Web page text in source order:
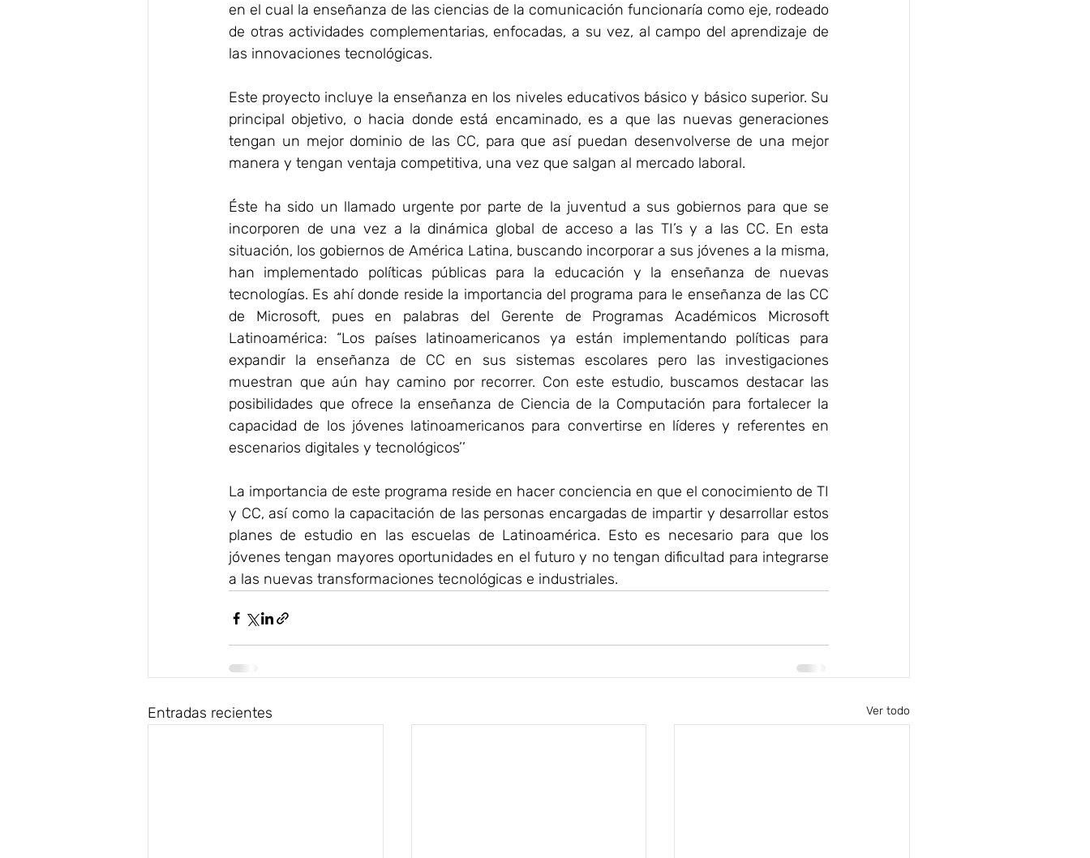
en el cual la enseñanza de las ciencias de la comunicación funcionaría como eje, rodeado
de otras actividades complementarias, enfocadas, a su vez, al campo del aprendizaje de
las innovaciones tecnológicas.
Este proyecto incluye la enseñanza en los niveles educativos básico y básico superior. Su
principal objetivo, o hacia donde está encaminado, es a que las nuevas generaciones
tengan un mejor dominio de las CC, para que así puedan desenvolverse de una mejor
manera y tengan ventaja competitiva, una vez que salgan al mercado laboral.
Éste ha sido un llamado urgente por parte de la juventud a sus gobiernos para que se
incorporen de una vez a la dinámica global de acceso a las TI’s y a las CC. En esta
situación, los gobiernos de América Latina, buscando incorporar a sus jóvenes a la misma,
han implementado políticas públicas para la educación y la enseñanza de nuevas
tecnologías. Es ahí donde reside la importancia del programa para le enseñanza de las CC
de Microsoft, pues en palabras del Gerente de Programas Académicos Microsoft
Latinoamérica: “Los países latinoamericanos ya están implementando políticas para
expandir la enseñanza de CC en sus sistemas escolares pero las investigaciones
muestran que aún hay camino por recorrer. Con este estudio, buscamos destacar las
posibilidades que ofrece la enseñanza de Ciencia de la Computación para fortalecer la
capacidad de los jóvenes latinoamericanos para convertirse en líderes y referentes en
escenarios digitales y tecnológicos’’
La importancia de este programa reside en hacer conciencia en que el conocimiento de TI
y CC, así como la capacitación de las personas encargadas de impartir y desarrollar estos
planes de estudio en las escuelas de Latinoamérica. Esto es necesario para que los
jóvenes tengan mayores oportunidades en el futuro y no tengan dificultad para integrarse
a las nuevas transformaciones tecnológicas e industriales.
Entradas recientes Ver todo